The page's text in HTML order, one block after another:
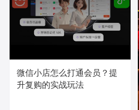
微信小店怎么打通会员？提
升复购的实战玩法